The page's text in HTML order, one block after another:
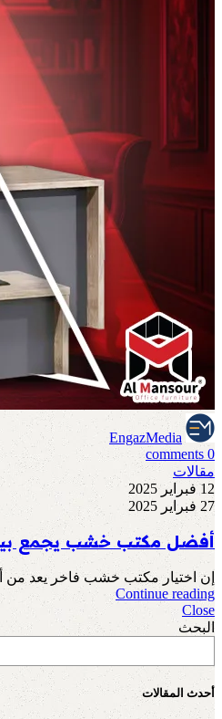
EngazMedia
0
comments
مقالات
12 فبراير 2025
27 فبراير 2025
أفضل مكتب خشب يجمع بين
إن اختيار مكتب خشب فاخر يعد من
Continue reading
Close
البحث
أحدث المقالات